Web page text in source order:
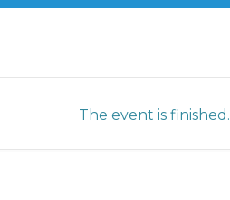
The event is finished.